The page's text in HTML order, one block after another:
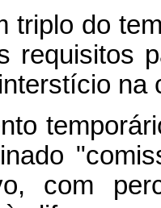
triplo do
requisitos
na
com